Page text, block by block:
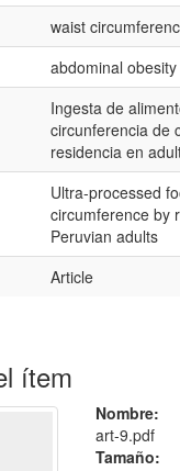
waist
abdominal obesity
Ingesta de
circunferencia de
residencia en
Ultra-processed
circumference by
Peruvian adults
Article
ítem
Nombre:
art-9.pdf
Tamaño: